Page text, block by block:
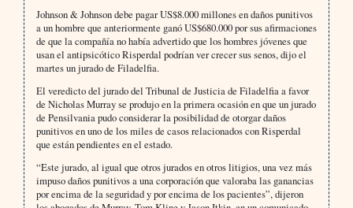
Johnson & Johnson debe pagar US$8.000 millones en daños punitivos
a un hombre que anteriormente ganó US$680.000 por sus afirmaciones
de que la compañía no había advertido que los hombres jóvenes que
usan el antipsicótico Risperdal podrían ver crecer sus senos, dijo el
martes un jurado de Filadelfia.
El veredicto del jurado del Tribunal de Justicia de Filadelfia a favor
de Nicholas Murray se produjo en la primera ocasión en que un jurado
de Pensilvania pudo considerar la posibilidad de otorgar daños
punitivos en uno de los miles de casos relacionados con Risperdal
que están pendientes en el estado.
“Este jurado, al igual que otros jurados en otros litigios, una vez más
impuso daños punitivos a una corporación que valoraba las ganancias
por encima de la seguridad y por encima de los pacientes”, dijeron